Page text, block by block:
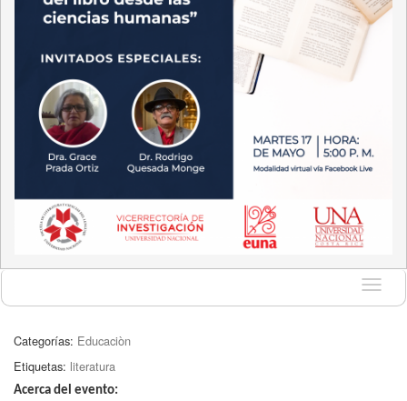
Idioma
Categorías: Educaciòn
Etiquetas: literatura
Acerca del evento: